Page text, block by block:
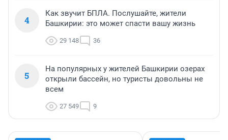
4
Как звучит БПЛА. Послушайте, жители
Башкирии: это может спасти вашу жизнь
29 148 36
5
На популярных у жителей Башкирии озерах
открыли бассейн, но туристы довольны не
всем
27 549 9